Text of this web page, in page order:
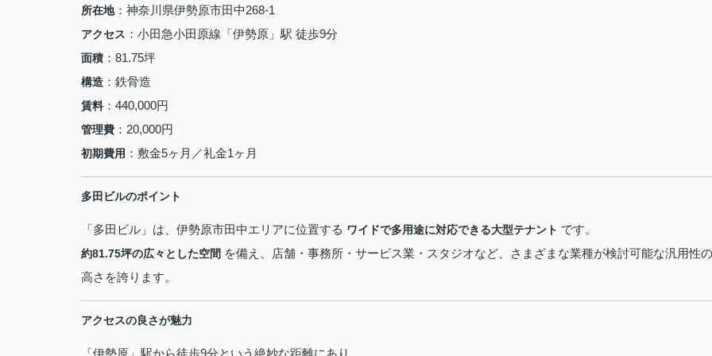
所在地：神奈川県伊勢原市田中268-1
アクセス ：小田急小田原線「伊勢原」駅 徒歩9分
面積 ：81.75坪
構造 ：鉄骨造
賃料：440,000円
管理費 ：20,000円
初期費用 ：敷金5ヶ月／礼金1ヶ月
多田ビルのポイント
「多田ビル」は、伊勢原市田中エリアに位置する ワイドで多用途に対応できる大型テナント です。
約81.75坪の広々とした空間 を備え、店舗・事務所・サービス業・スタジオなど、さまざまな業種が検討可能な汎用性の
高さを誇ります。
アクセスの良さが魅力
「伊勢原」駅から徒歩9分という絶妙な距離にあり、